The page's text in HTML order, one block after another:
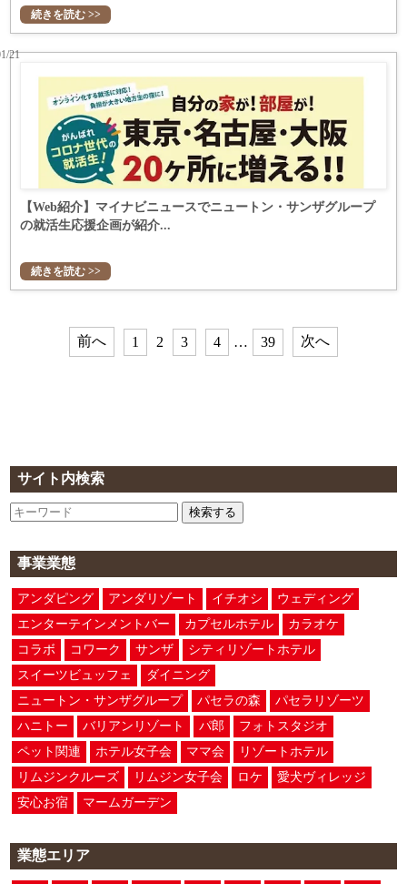
サイト内検索
検索する
事業業態
アンダピング アンダリゾート イチオシ
ウェディング
エンターテインメントバー
カプセルホテル
カラオケ
コラボ
コワーク サンザ
シティリゾートホテル
スイーツビュッフェ
ダイニング
ニュートン・サンザグループ
パセラの森
パセラリゾーツ
ハニトー
バリアンリゾート パ郎
フォトスタジオ
ペット関連
ホテル女子会 ママ会
リゾートホテル
リムジンクルーズ
リムジン女子会 ロケ
愛犬ヴィレッジ
安心お宿
マームガーデン
業態エリア
続きを読む >>
【Web紹介】マイナビニュースでニュートン・サンザグループ
の就活生応援企画が紹介...
21
続きを読む >>
前へ 1 2 3 4 … 39 次へ